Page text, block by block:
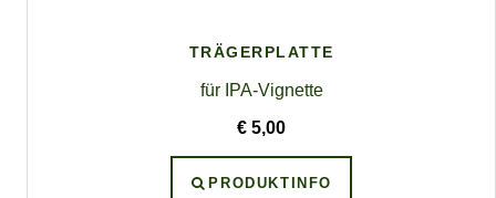
TRÄGERPLATTE
für IPA-Vignette
€ 5,00
PRODUKTINFO